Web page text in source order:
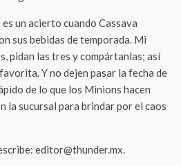
es un acierto cuando Cassava
sus bebidas de temporada. Mi
pidan las tres y compártanlas; así
Y no dejen pasar la fecha de
de lo que los Minions hacen
la sucursal para brindar por el caos
editor@thunder.mx.